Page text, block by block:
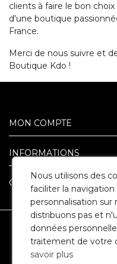
clients à faire le bon
d'une boutique
France.
Merci de nous suivre et
Boutique Kdo !
MON COMPTE
INFORMATIONS
GUIDE ET CONSEIL
SARL ARLEQUIN - 3
RCS ARRAS
Reproduction interdite -
Nous utilisons des
faciliter la navigation
personnalisation sur
distribuons pas et
données
traitement de votre
savoir plus